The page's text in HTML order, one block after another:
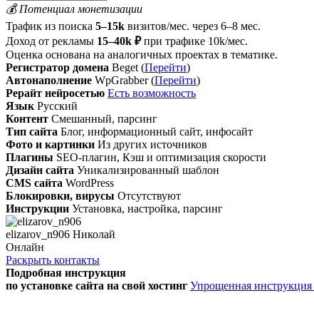
💰 Потенциал монетизации
Трафик из поиска 5–15k визитов/мес. через 6–8 мес.
Доход от рекламы 15–40k ₽ при трафике 10k/мес.
Оценка основана на аналогичных проектах в тематике.
Регистратор домена Beget (Перейти)
Автонаполнение WpGrabber (Перейти)
Рерайт нейросетью Есть возможность
Язык Русский
Контент Смешанный, парсинг
Тип сайта Блог, информационный сайт, инфосайт
Фото и картинки Из других источников
Плагины SEO-плагин, Кэш и оптимизация скорости
Дизайн сайта Уникализированный шаблон
CMS сайта WordPress
Блокировки, вирусы Отсутствуют
Инструкции Установка, настройка, парсинг
elizarov_n906 Николай
Онлайн
Раскрыть контакты
Подробная инструкция
по установке сайта на свой хостинг Упрощенная инструкция